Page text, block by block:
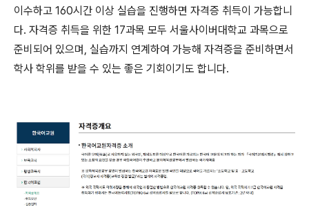
이수하고 160시간 이상 실습을 진행하면 자격증 취득이 가능합니
다. 자격증 취득을 위한 17과목 모두 서울사이버대학교 과목으로
준비되어 있으며, 실습까지 연계하여 가능해 자격증을 준비하면서
학사 학위를 받을 수 있는 좋은 기회이기도 합니다.